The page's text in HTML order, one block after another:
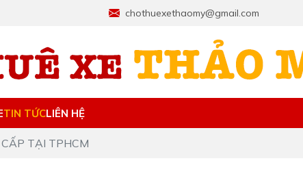
chothuexethaomy@gmail.com
TIN TỨCLIÊN HỆ
TẠI TPHCM